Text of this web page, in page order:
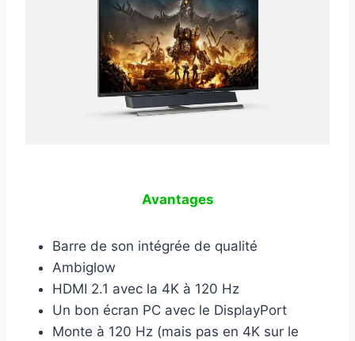
Avantages
Barre de son intégrée de qualité
Ambiglow
HDMI 2.1 avec la 4K à 120 Hz
Un bon écran PC avec le DisplayPort
Monte à 120 Hz (mais pas en 4K sur le